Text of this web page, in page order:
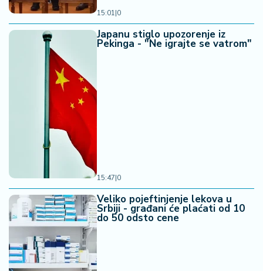
15:01|0
Japanu stiglo upozorenje iz
Pekinga - "Ne igrajte se vatrom"
15:47|0
Veliko pojeftinjenje lekova u
Srbiji - građani će plaćati od 10
do 50 odsto cene